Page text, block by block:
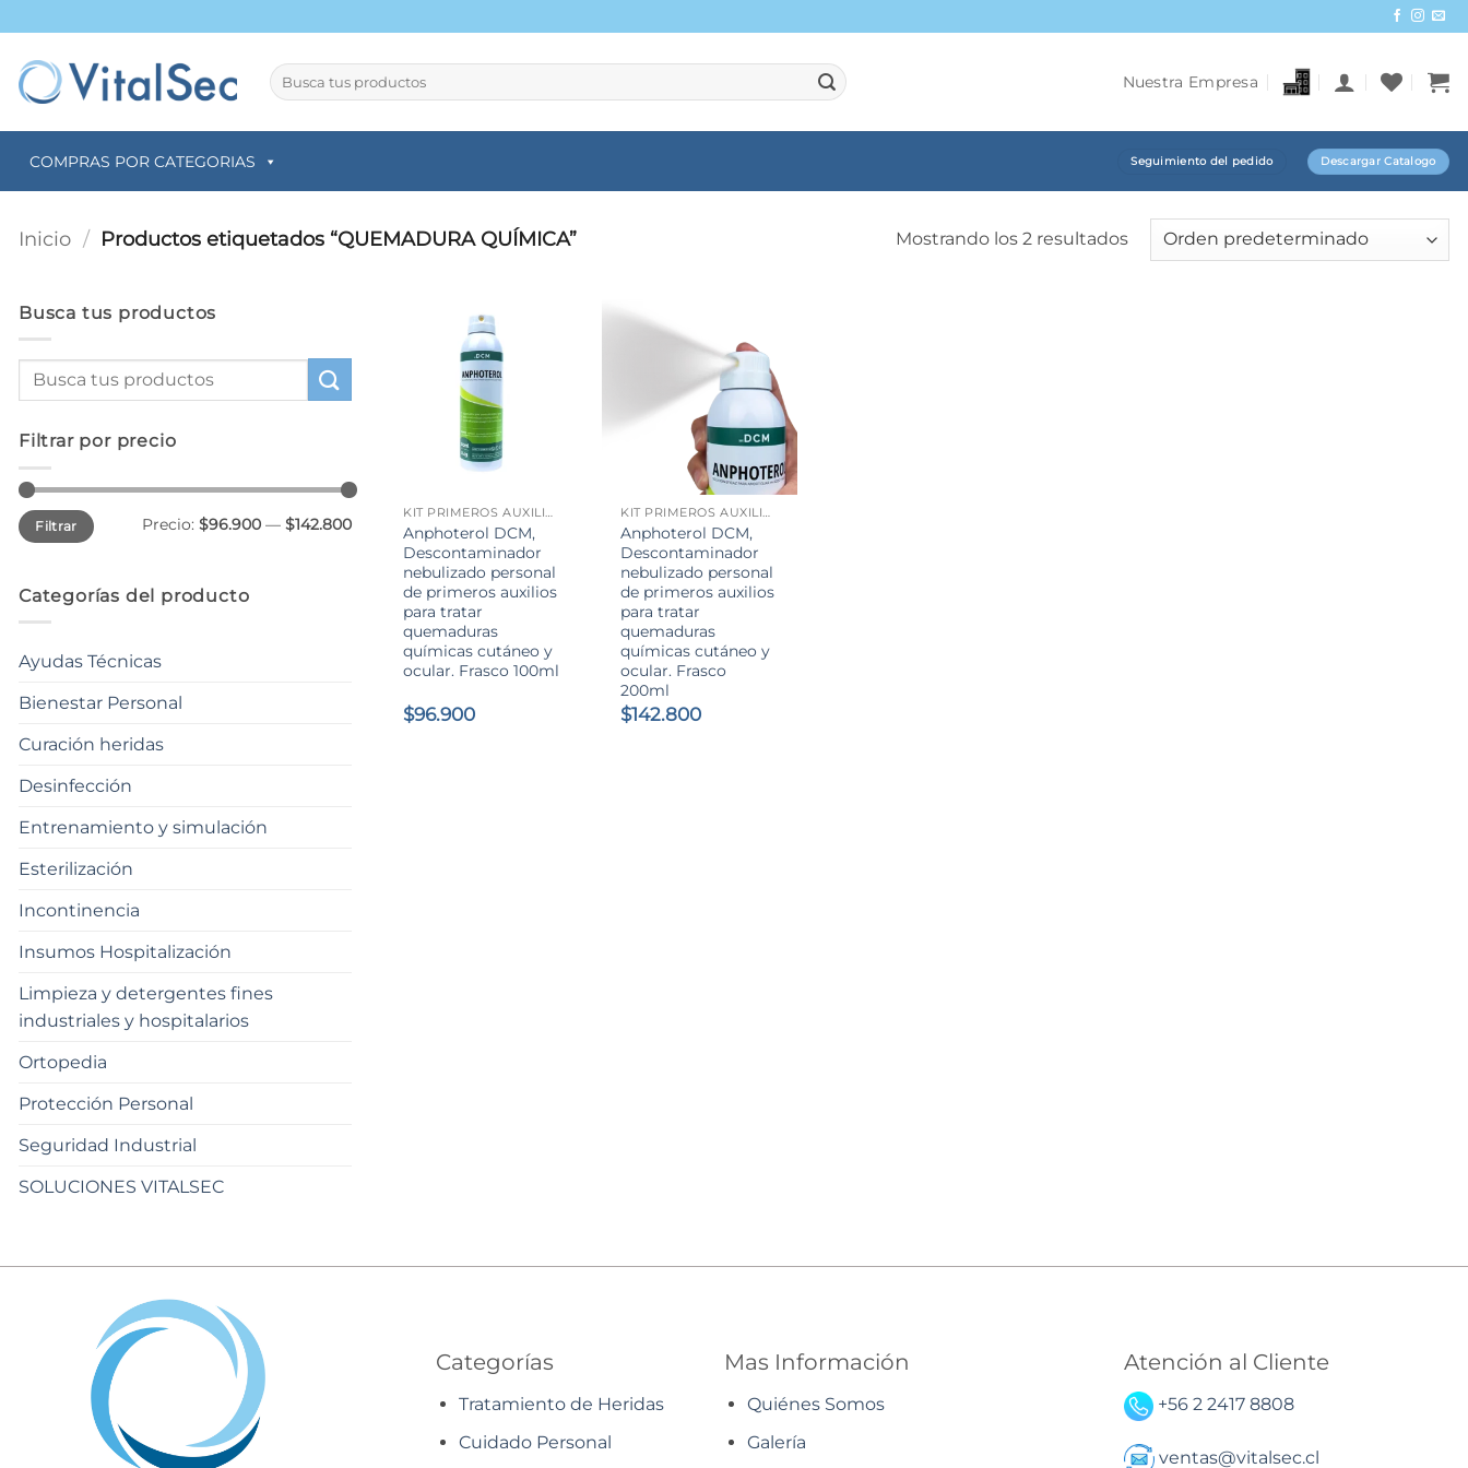
al
contenido
Buscar
por:
Nuestra Empresa
COMPRAS POR CATEGORIAS Seguimiento del pedido Descargar Catalogo
Inicio / Productos etiquetados “QUEMADURA QUÍMICA” Mostrando los 2 resultados
Busca tus productos
Filtrar por precio
Precio
mínimo
Precio
máximo
Filtrar Precio: $96.900 — $142.800
Categorías del producto
Ayudas Técnicas
Bienestar Personal
Curación heridas
Desinfección
Entrenamiento y simulación
Esterilización
Incontinencia
Insumos Hospitalización
Limpieza y detergentes fines
industriales y hospitalarios
Ortopedia
Protección Personal
Seguridad Industrial
SOLUCIONES VITALSEC
KIT PRIMEROS AUXILIOS QUEMADURAS QUÍMICAS Y TÉRMICAS
Anphoterol DCM,
Descontaminador
nebulizado personal
de primeros auxilios
para tratar
quemaduras
químicas cutáneo y
ocular. Frasco 100ml
$96.900
KIT PRIMEROS AUXILIOS QUEMADURAS QUÍMICAS Y TÉRMICAS
Anphoterol DCM,
Descontaminador
nebulizado personal
de primeros auxilios
para tratar
quemaduras
químicas cutáneo y
ocular. Frasco
200ml
$142.800
Categorías
Tratamiento de Heridas
Cuidado Personal
Mas Información
Quiénes Somos
Galería
Atención al Cliente
+56 2 2417 8808
ventas@vitalsec.cl